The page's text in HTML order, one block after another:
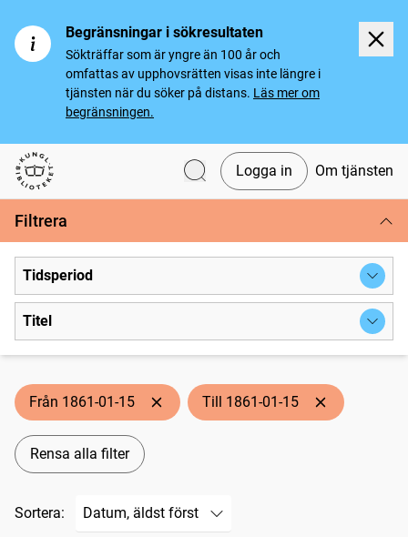
Begränsningar i sökresultaten
Sökträffar som är yngre än 100 år och
omfattas av upphovsrätten visas inte längre i
tjänsten när du söker på distans. Läs mer om
begränsningen.
Svenska tidningar
Logga in Om tjänsten
Filtrera
Tidsperiod
Titel
Från 1861-01-15 Till 1861-01-15
Rensa alla filter
Sortera: